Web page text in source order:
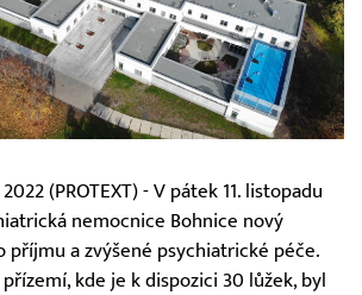
(PROTEXT) - V pátek 11. listopadu
nemocnice Bohnice nový
příjmu a zvýšené psychiatrické péče.
kde je k dispozici 30 lůžek, byl